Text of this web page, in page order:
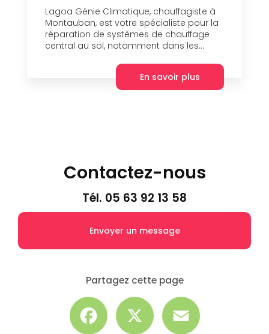
Lagoa Génie Climatique, chauffagiste à
Montauban, est votre spécialiste pour la
réparation de systèmes de chauffage
central au sol, notamment dans les...
En savoir plus
Contactez-nous
Tél. 05 63 92 13 58
Envoyer un message
Partagez cette page
Facebook